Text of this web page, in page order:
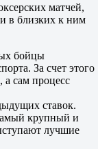
матчей,
в близких к ним
бойцы
За счет этого
а сам процесс
ставок.
крупный и
лучшие